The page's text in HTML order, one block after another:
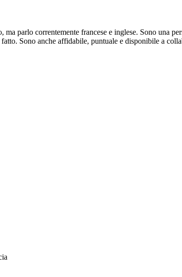
parlo correntemente francese e inglese. Sono una
Sono anche affidabile, puntuale e disponibile a